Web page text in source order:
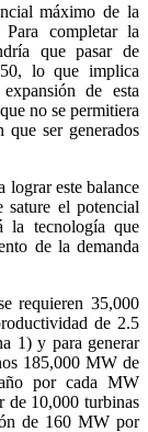
máximo de la
completar la
que pasar de
lo que implica
de esta
no se permitiera
ser generados
lograr este balance
sature el potencial
la tecnología que
de la demanda
requieren 35,000
de 2.5
1) y para generar
185,000 MW de
por cada MW
de 10,000 turbinas
de 160 MW por